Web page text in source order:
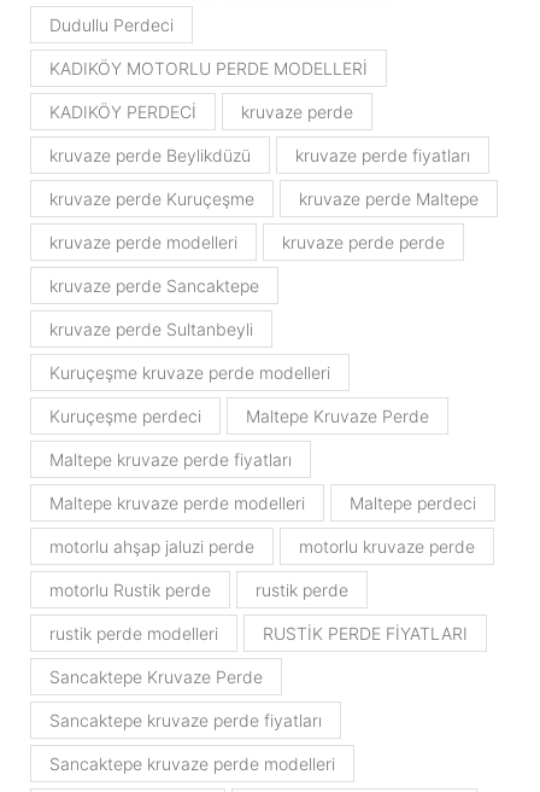
Dudullu Perdeci
KADIKÖY MOTORLU PERDE MODELLERİ
KADIKÖY PERDECİ kruvaze perde
kruvaze perde Beylikdüzü kruvaze perde fiyatları
kruvaze perde Kuruçeşme kruvaze perde Maltepe
kruvaze perde modelleri kruvaze perde perde
kruvaze perde Sancaktepe
kruvaze perde Sultanbeyli
Kuruçeşme kruvaze perde modelleri
Kuruçeşme perdeci Maltepe Kruvaze Perde
Maltepe kruvaze perde fiyatları
Maltepe kruvaze perde modelleri Maltepe perdeci
motorlu ahşap jaluzi perde motorlu kruvaze perde
motorlu Rustik perde rustik perde
rustik perde modelleri RUSTİK PERDE FİYATLARI
Sancaktepe Kruvaze Perde
Sancaktepe kruvaze perde fiyatları
Sancaktepe kruvaze perde modelleri